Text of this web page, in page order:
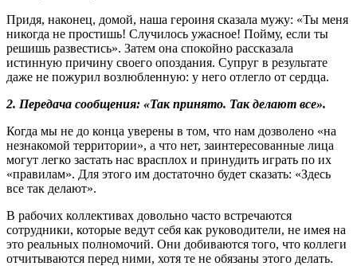
Придя, наконец, домой, наша героиня сказала мужу: «Ты меня
никогда не простишь! Случилось ужасное! Пойму, если ты
решишь развестись». Затем она спокойно рассказала
истинную причину своего опоздания. Супруг в результате
даже не пожурил возлюбленную: у него отлегло от сердца.
2. Передача сообщения: «Так принято. Так делают все».
Когда мы не до конца уверены в том, что нам дозволено «на
незнакомой территории», а что нет, заинтересованные лица
могут легко застать нас врасплох и принудить играть по их
«правилам». Для этого им достаточно будет сказать: «Здесь
все так делают».
В рабочих коллективах довольно часто встречаются
сотрудники, которые ведут себя как руководители, не имея на
это реальных полномочий. Они добиваются того, что коллеги
отчитываются перед ними, хотя те не обязаны этого делать.